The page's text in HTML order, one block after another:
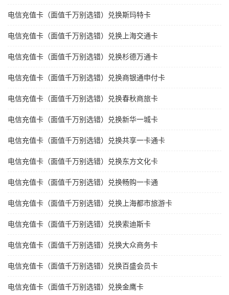
电信充值卡（面值千万别选错）兑换斯玛特卡
电信充值卡（面值千万别选错）兑换上海交通卡
电信充值卡（面值千万别选错）兑换杉德万通卡
电信充值卡（面值千万别选错）兑换商银通申付卡
电信充值卡（面值千万别选错）兑换春秋商旅卡
电信充值卡（面值千万别选错）兑换新华一城卡
电信充值卡（面值千万别选错）兑换共享一卡通卡
电信充值卡（面值千万别选错）兑换东方文化卡
电信充值卡（面值千万别选错）兑换畅购一卡通
电信充值卡（面值千万别选错）兑换上海都市旅游卡
电信充值卡（面值千万别选错）兑换索迪斯卡
电信充值卡（面值千万别选错）兑换大众商务卡
电信充值卡（面值千万别选错）兑换百盛会员卡
电信充值卡（面值千万别选错）兑换金鹰卡